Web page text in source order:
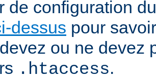
de configuration
dessus pour
ou ne devez
.htaccess.